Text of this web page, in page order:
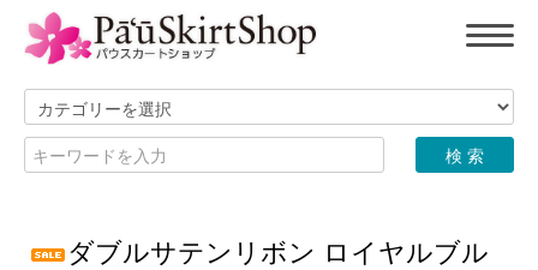
ダブルサテンリボン ロイヤルブル